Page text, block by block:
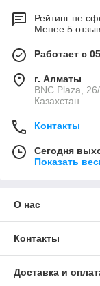
Рейтинг не
Менее 5
Работает с
г. Алматы
BNC Plaza,
Казахстан
Контакты
Сегодня
Показать
О нас
Контакты
Доставка и